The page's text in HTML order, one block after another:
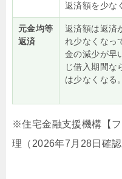
返済額を少な
元金均等
返済
返済額は返済
れ少なくなっ
金の減少が早
じ借入期間な
は少なくなる。
※住宅金融支援機構【
理（2026年7月28日確認